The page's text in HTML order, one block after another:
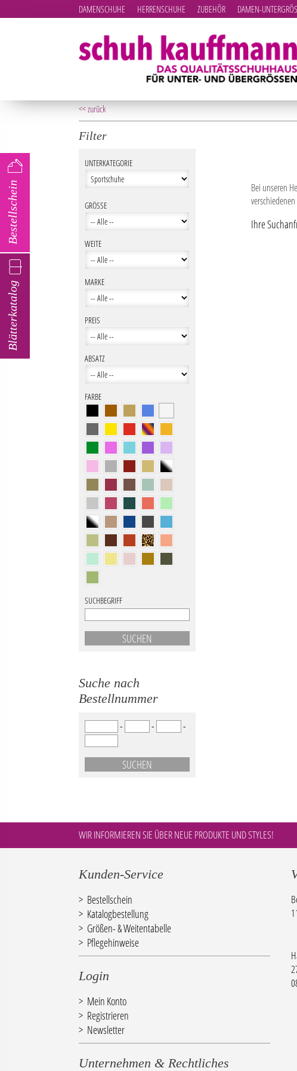
Blätterkatalog
Bestellschein
DAMENSCHUHE HERRENSCHUHE ZUBEHÖR DAMEN-
<< zurück
Filter
UNTERKATEGORIE
GRÖSSE
WEITE
MARKE
PREIS
ABSATZ
FARBE
SUCHBEGRIFF
Suche nach
Bestellnummer
- - -
Bei unseren
Ihre
WIR INFORMIEREN SIE ÜBER NEUE PRODUKTE UND STYLES!
Kunden-Service
Bestellschein
Katalogbestellung
Größen- & Weitentabelle
Pflegehinweise
Login
Mein Konto
Registrieren
Newsletter
Unternehmen & Rechtliches